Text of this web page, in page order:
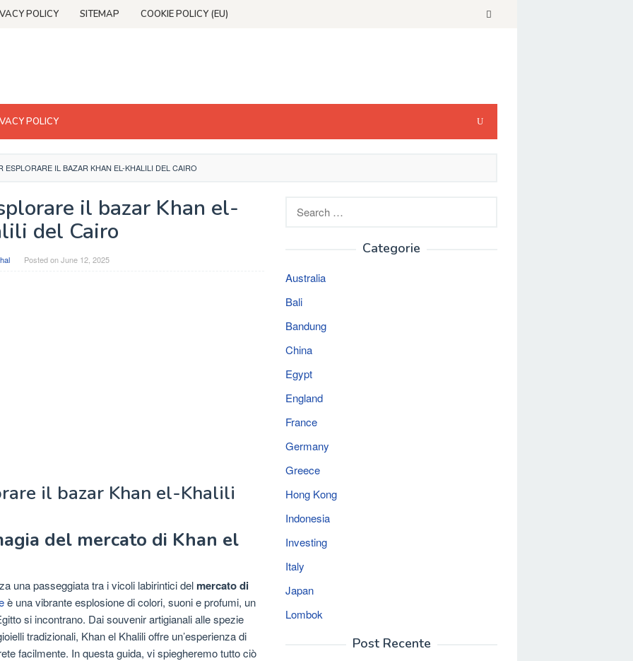
POLICY SITEMAP COOKIE POLICY (EU)
POLICY
ESPLORARE IL BAZAR KHAN EL-KHALILI DEL CAIRO
il bazar Khan el-
del Cairo
Posted onJune 12, 2025
del mercato di Khan el
una passeggiata tra i vicoli labirintici del mercato di
è una vibrante esplosione di colori, suoni e profumi, un
si incontrano. Dai souvenir artigianali alle spezie
tradizionali, Khan el Khalili offre un’esperienza di
facilmente. In questa guida, vi spiegheremo tutto ciò
Categorie
Australia
Bali
Bandung
China
Egypt
England
France
Germany
Greece
Hong Kong
Indonesia
Investing
Italy
Japan
Lombok
Post Recente